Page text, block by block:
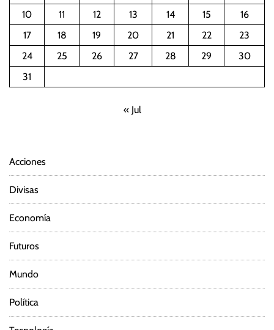
10
11 12 13 14 15
16
17
18 19 20 21 22
23
24
25 26 27 28 29
30
31
« Jul
Acciones
Divisas
Economía
Futuros
Mundo
Política